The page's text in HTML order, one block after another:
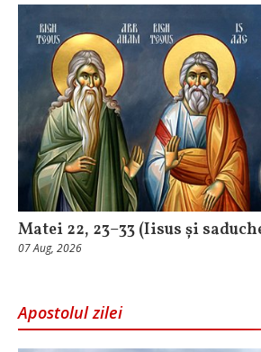
Matei 22, 23–33 (Iisus și
07 Aug, 2026
Apostolul zilei